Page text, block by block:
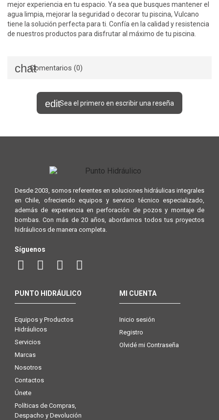
mejor experiencia en tu espacio. Ya sea que busques mantener el
agua limpia, mejorar la seguridad o decorar tu piscina, Vulcano
tiene la solución perfecta para ti. Confía en la calidad y resistencia
de nuestros productos para disfrutar al máximo de tu piscina.
Comentarios (0)
Sea el primero en escribir una reseña
Desde 2003, somos referentes en soluciones hidráulicas integrales
en Chile, ofreciendo equipos y servicio técnico especializado,
además de experiencia en perforación de pozos y montaje de
bombas. Con más de 20 años, abordamos todos tus proyectos
hidráulicos de manera completa.
Síguenos
PUNTO HIDRÁULICO
Equipos y Productos
Hidráulicos
Servicios
Marcas
Nosotros
Contactos
Únete
Políticas de Compras,
Despacho y Devolución
MI CUENTA
Inicio sesión
Registro
Olvidé mi Contraseña